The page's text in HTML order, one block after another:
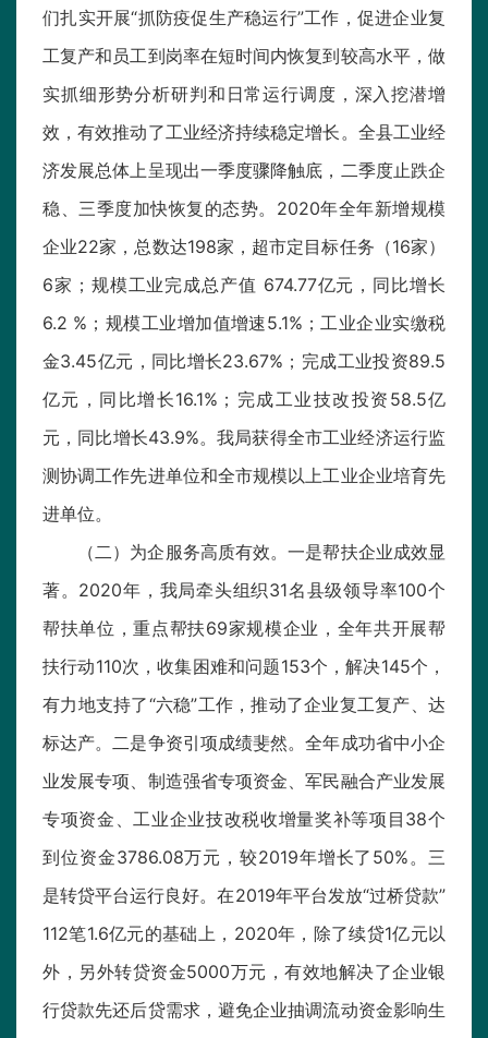
们扎实开展“抓防疫促生产稳运行”工作，促进企业复
工复产和员工到岗率在短时间内恢复到较高水平，做
实抓细形势分析研判和日常运行调度，深入挖潜增
效，有效推动了工业经济持续稳定增长。全县工业经
济发展总体上呈现出一季度骤降触底，二季度止跌企
稳、三季度加快恢复的态势。2020年全年新增规模
企业22家，总数达198家，超市定目标任务（16家）
6家；规模工业完成总产值 674.77亿元，同比增长
6.2 %；规模工业增加值增速5.1%；工业企业实缴税
金3.45亿元，同比增长23.67%；完成工业投资89.5
亿元，同比增长16.1%；完成工业技改投资58.5亿
元，同比增长43.9%。我局获得全市工业经济运行监
测协调工作先进单位和全市规模以上工业企业培育先
进单位。
（二）为企服务高质有效。一是帮扶企业成效显
著。2020年，我局牵头组织31名县级领导率100个
帮扶单位，重点帮扶69家规模企业，全年共开展帮
扶行动110次，收集困难和问题153个，解决145个，
有力地支持了“六稳”工作，推动了企业复工复产、达
标达产。二是争资引项成绩斐然。全年成功省中小企
业发展专项、制造强省专项资金、军民融合产业发展
专项资金、工业企业技改税收增量奖补等项目38个
到位资金3786.08万元，较2019年增长了50%。三
是转贷平台运行良好。在2019年平台发放“过桥贷款”
112笔1.6亿元的基础上，2020年，除了续贷1亿元以
外，另外转贷资金5000万元，有效地解决了企业银
行贷款先还后贷需求，避免企业抽调流动资金影响生